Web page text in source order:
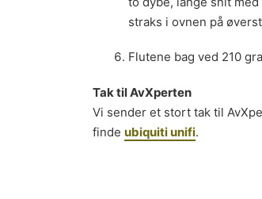
straks i ovnen på
Flutene bag ved 210
Tak til AvXperten
Vi sender et stort tak til
finde ubiquiti unifi.